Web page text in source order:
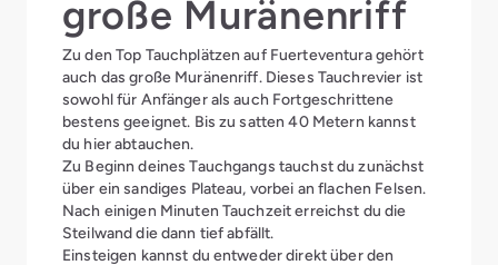
große Muränenriff
Zu den Top Tauchplätzen auf Fuerteventura gehört
auch das große Muränenriff. Dieses Tauchrevier ist
sowohl für Anfänger als auch Fortgeschrittene
bestens geeignet. Bis zu satten 40 Metern kannst
du hier abtauchen.
Zu Beginn deines Tauchgangs tauchst du zunächst
über ein sandiges Plateau, vorbei an flachen Felsen.
Nach einigen Minuten Tauchzeit erreichst du die
Steilwand die dann tief abfällt.
Einsteigen kannst du entweder direkt über den